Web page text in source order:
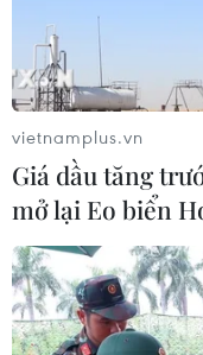
TIN CÙNG
vietnamplus.vn
Giá dầu tăng
mở lại Eo biển